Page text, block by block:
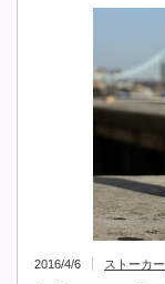
2016/4/6 ストーカー